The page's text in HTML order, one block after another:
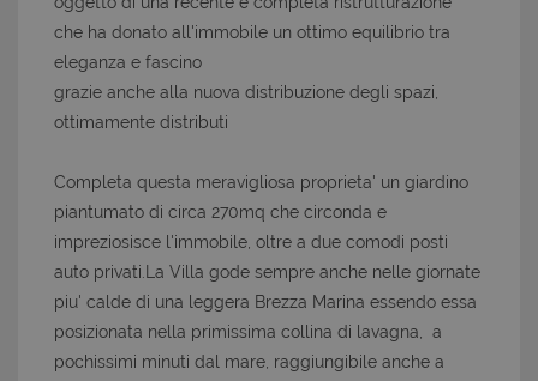
che ha donato all'immobile un ottimo equilibrio tra
eleganza e fascino
grazie anche alla nuova distribuzione degli spazi,
ottimamente distributi
Completa questa meravigliosa proprieta' un giardino
piantumato di circa 270mq che circonda e
impreziosisce l'immobile, oltre a due comodi posti
auto privati.La Villa gode sempre anche nelle giornate
piu' calde di una leggera Brezza Marina essendo essa
posizionata nella primissima collina di lavagna, a
pochissimi minuti dal mare, raggiungibile anche a